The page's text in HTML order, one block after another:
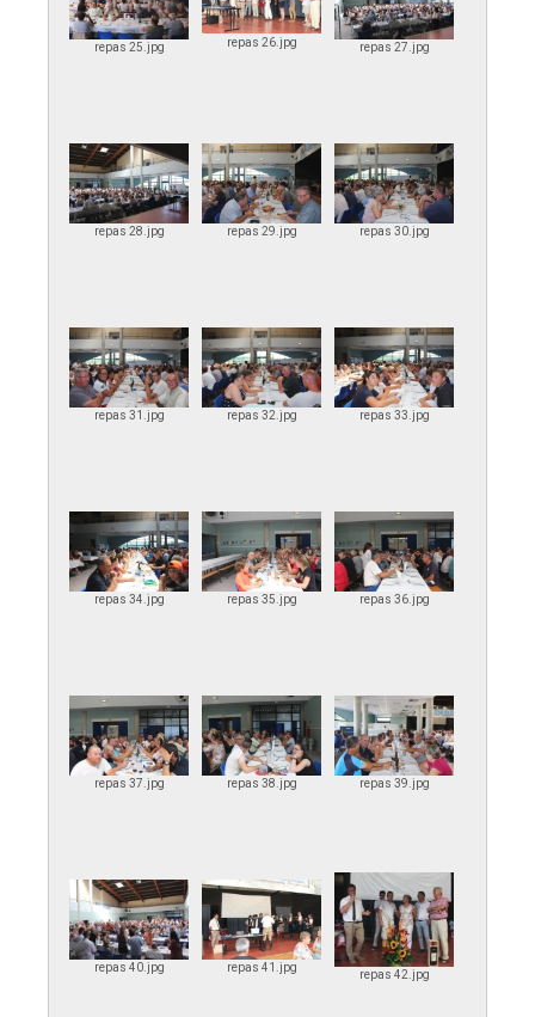
repas 25.jpg repas 26.jpg repas 27.jpg
repas 28.jpg repas 29.jpg repas 30.jpg
repas 31.jpg repas 32.jpg repas 33.jpg
repas 34.jpg repas 35.jpg repas 36.jpg
repas 37.jpg repas 38.jpg repas 39.jpg
repas 40.jpg repas 41.jpg
repas 42.jpg